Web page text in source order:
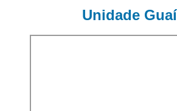
Unidade